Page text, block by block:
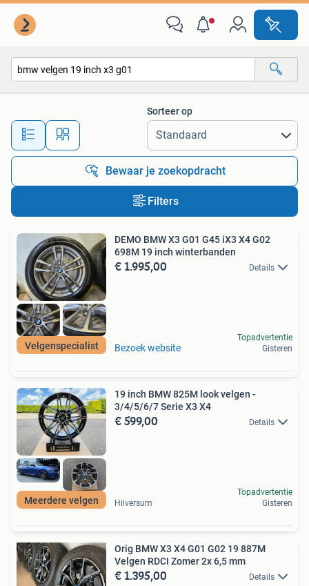
Alle afstanden…
Sorteer op
Bewaar je zoekopdracht
Filters
Velgenspecialist
DEMO BMW X3 G01 G45 iX3 X4 G02
698M 19 inch winterbanden
€ 1.995,00 Details
Bezoek website
Topadvertentie
Gisteren
Meerdere velgen
19 inch BMW 825M look velgen -
3/4/5/6/7 Serie X3 X4
€ 599,00 Details
Hilversum
Topadvertentie
Gisteren
Orig BMW X3 X4 G01 G02 19 887M
Velgen RDCI Zomer 2x 6,5 mm
€ 1.395,00 Details